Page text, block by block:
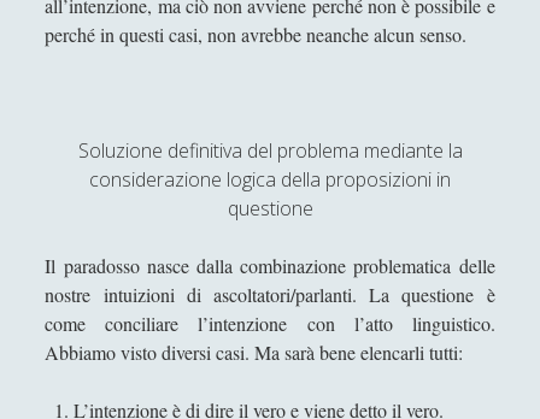
► Spiegazioni per una Filosofia più Easy!(40)
Angela Luverà Rattray e l'arte al processo "archeo-
Contro certi ismi…
Desiderio e Contrappunto: la Psicoanalisi come
Filosofia del Tempo Interiore
Dire, fare e baciare dalla terra madre alla ruggine
all’intenzione, ma ciò non avviene perché non è possibile e
perché in questi casi, non avrebbe neanche alcun senso.
Soluzione definitiva del problema mediante la
considerazione logica della proposizioni in
questione
Il paradosso nasce dalla combinazione problematica delle
nostre intuizioni di ascoltatori/parlanti. La questione è
come conciliare l’intenzione con l’atto linguistico.
Abbiamo visto diversi casi. Ma sarà bene elencarli tutti:
L’intenzione è di dire il vero e viene detto il vero.